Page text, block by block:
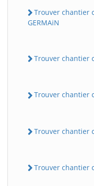
Trouver chantier
GERMAiN
Trouver chantier
Trouver chantier
Trouver chantier
Trouver chantier